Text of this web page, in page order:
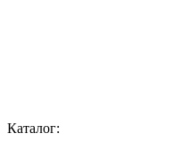
Каталог: